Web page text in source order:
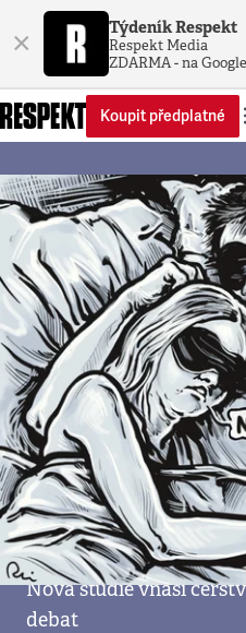
× Týdeník Respekt
Respekt Media
ZDARMA - na
Koupit předplatné
V hlavě•12. 7. 2020 5minut
Spát, či
Nová studie vnáší
debat